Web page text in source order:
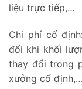
liệu trực tiếp,…
Chi phí cố
đổi khi khối
thay đổi trong
xưởng cố định,…